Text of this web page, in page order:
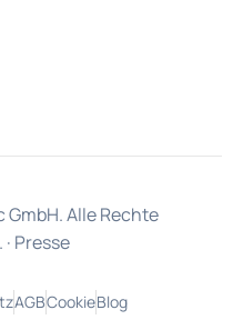
Alle Rechte
Presse
AGBCookieBlog